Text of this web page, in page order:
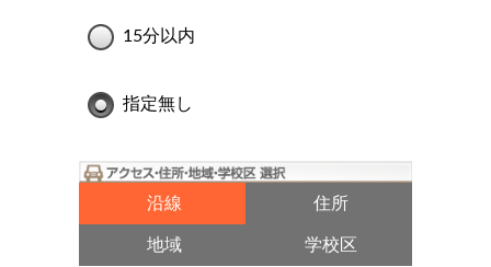
15分以内
指定無し
沿線 住所
地域 学校区